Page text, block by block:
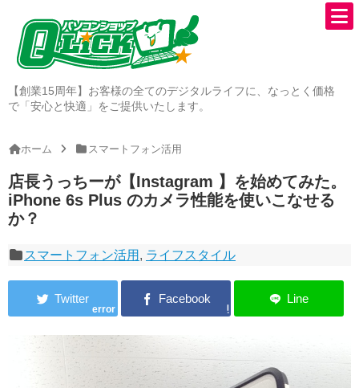
【創業15周年】お客様の全てのデジタルライフに、なっとく価格
で「安心と快適」をご提供いたします。
ホーム スマートフォン活用
店長うっちーが【Instagram 】を始めてみた。
iPhone 6s Plus のカメラ性能を使いこなせる
か？
スマートフォン活用 , ライフスタイル
error